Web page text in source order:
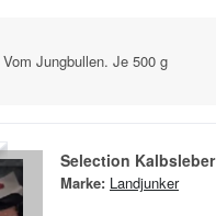
Vom Jungbullen. Je 500 g
Selection Kalbsleber
Marke: Landjunker